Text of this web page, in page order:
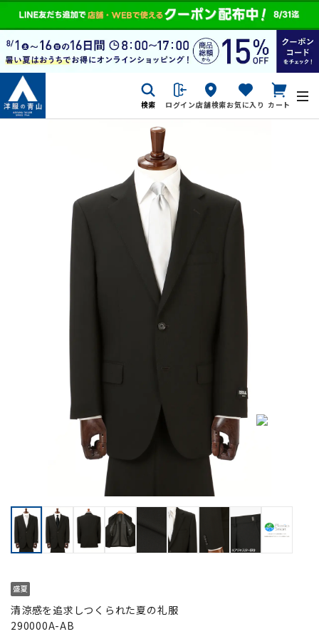
検索 ログイン店舗検索お気に入り カート
清涼感を追求しつくられた夏の礼服
290000A-AB